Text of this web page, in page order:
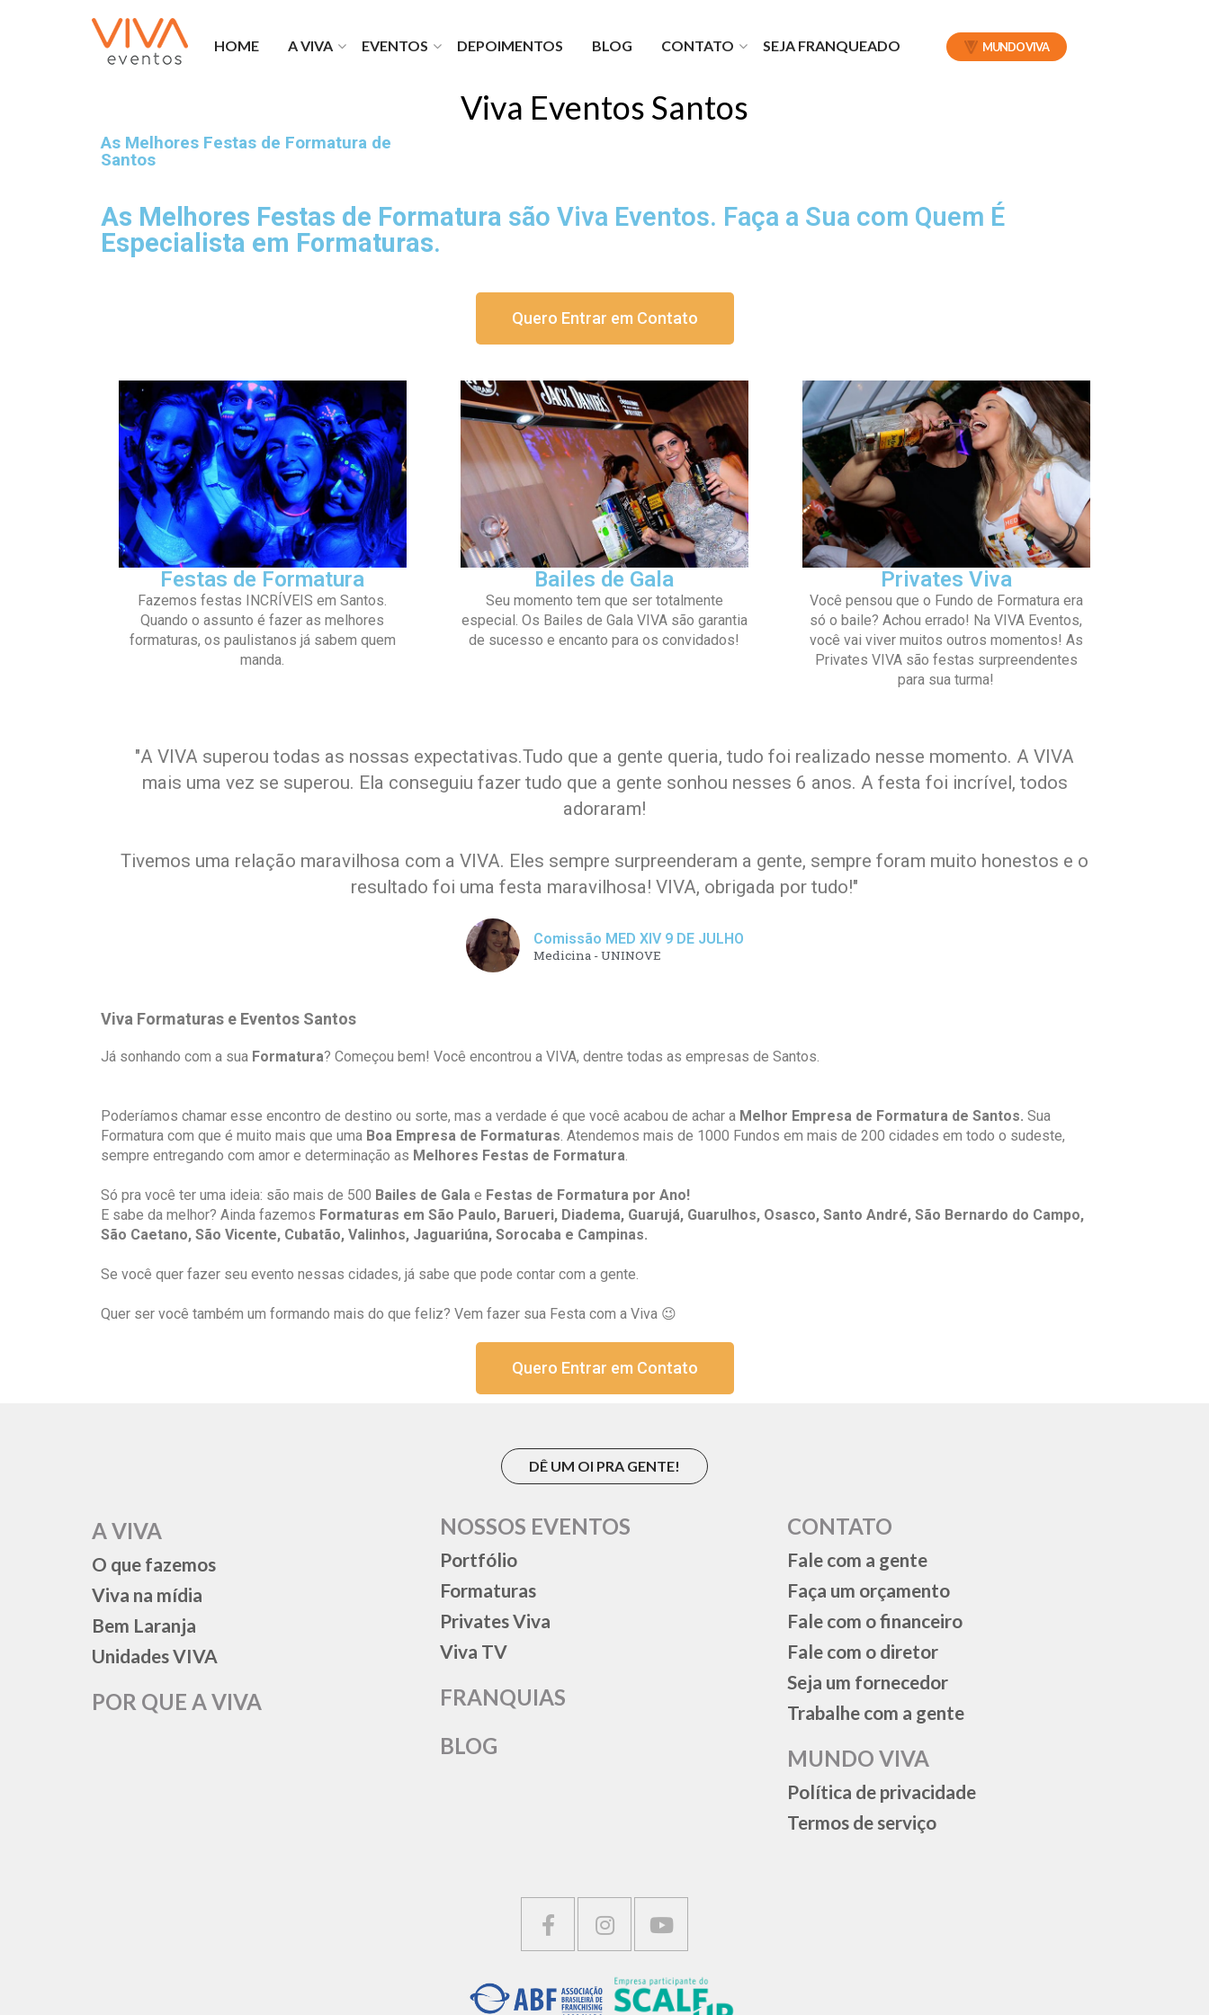
HOME
A VIVA
Franquias Viva
EVENTOS
Viva TV
DEPOIMENTOS BLOG
CONTATO
Fale com o financeiro
SEJA FRANQUEADO MUNDO VIVA
Viva Eventos Santos
As Melhores Festas de Formatura de
Santos
As Melhores Festas de Formatura são Viva Eventos. Faça a Sua com Quem É
Especialista em Formaturas.
Quero Entrar em Contato
Festas de Formatura
Fazemos festas INCRÍVEIS em Santos.
Quando o assunto é fazer as melhores
formaturas, os paulistanos já sabem quem
manda.
Bailes de Gala
Seu momento tem que ser totalmente
especial. Os Bailes de Gala VIVA são garantia
de sucesso e encanto para os convidados!
Privates Viva
Você pensou que o Fundo de Formatura era
só o baile? Achou errado! Na VIVA Eventos,
você vai viver muitos outros momentos! As
Privates VIVA são festas surpreendentes
para sua turma!
"A VIVA superou todas as nossas expectativas.Tudo que a gente queria, tudo foi realizado nesse momento. A VIVA
mais uma vez se superou. Ela conseguiu fazer tudo que a gente sonhou nesses 6 anos. A festa foi incrível, todos
adoraram!
Tivemos uma relação maravilhosa com a VIVA. Eles sempre surpreenderam a gente, sempre foram muito honestos e o
resultado foi uma festa maravilhosa! VIVA, obrigada por tudo!"
Comissão MED XIV 9 DE JULHO
Medicina - UNINOVE
Viva Formaturas e Eventos Santos
Já sonhando com a sua Formatura? Começou bem! Você encontrou a VIVA, dentre todas as empresas de Santos.
Poderíamos chamar esse encontro de destino ou sorte, mas a verdade é que você acabou de achar a Melhor Empresa de Formatura de Santos. Sua
Formatura com que é muito mais que uma Boa Empresa de Formaturas . Atendemos mais de 1000 Fundos em mais de 200 cidades em todo o sudeste,
sempre entregando com amor e determinação as Melhores Festas de Formatura
Só pra você ter uma ideia: são mais de 500 Bailes de Gala e Festas de Formatura por Ano!
E sabe da melhor? Ainda fazemos Formaturas em São Paulo, Barueri, Diadema, Guarujá, Guarulhos, Osasco, Santo André, São Bernardo do Campo,
São Caetano, São Vicente, Cubatão, Valinhos, Jaguariúna, Sorocaba e Campinas.
Se você quer fazer seu evento nessas cidades, já sabe que pode contar com a gente.
Quer ser você também um formando mais do que feliz? Vem fazer sua Festa com a Viva 😉
Quero Entrar em Contato
DÊ UM OI PRA GENTE!
A VIVA
O que fazemos
Viva na mídia
Bem Laranja
Unidades VIVA
POR QUE A VIVA
NOSSOS EVENTOS
Portfólio
Formaturas
Privates Viva
Viva TV
FRANQUIAS
BLOG
CONTATO
Fale com a gente
Faça um orçamento
Fale com o financeiro
Fale com o diretor
Seja um fornecedor
Trabalhe com a gente
MUNDO VIVA
Política de privacidade
Termos de serviço